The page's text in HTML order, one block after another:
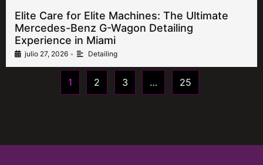
Elite Care for Elite Machines: The Ultimate
Mercedes-Benz G-Wagon Detailing
Experience in Miami
julio 27, 2026 • Detailing
1 2 3 … 25